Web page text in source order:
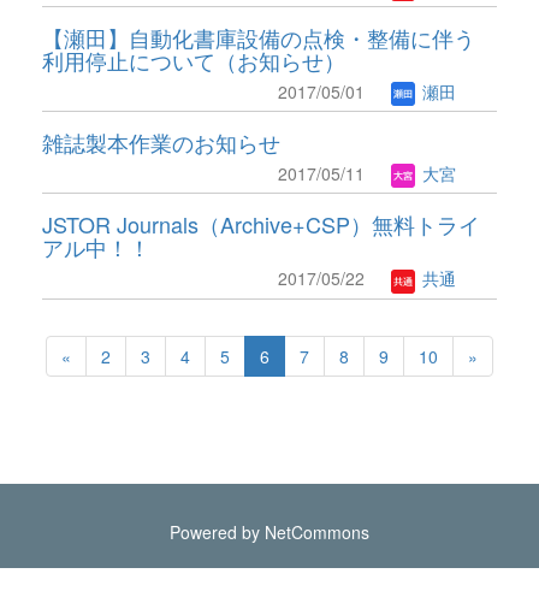
【瀬田】自動化書庫設備の点検・整備に伴う
利用停止について（お知らせ）
2017/05/01 瀬田
雑誌製本作業のお知らせ
2017/05/11 大宮
JSTOR Journals（Archive+CSP）無料トライ
アル中！！
2017/05/22 共通
« 2 3 4 5 6 7 8 9 10 »
Powered by NetCommons